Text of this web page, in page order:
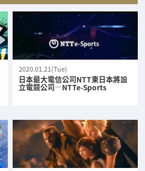
2020.01.21(Tue)
日本最大電信公司NTT東日本將設
立電競公司—NTTe-Sports